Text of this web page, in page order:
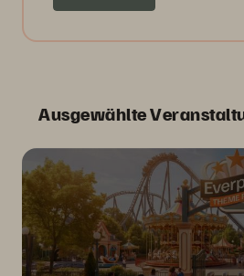
Ausgewählte